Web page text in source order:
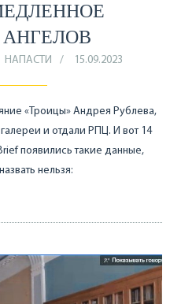
НАПАСТИ 15.09.2023
«Троицы» Андрея Рублева,
и отдали РПЦ. И вот 14
появились такие данные,
нельзя: